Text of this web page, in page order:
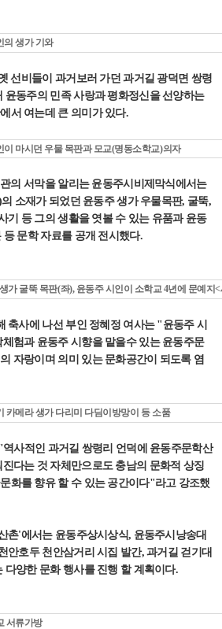
의 생가 기와
선비들이 과거보러 가던 과거길 광덕면 쌍령
윤동주의 민족 사랑과 평화정신을 선양하는
서 여는데 큰 의미가 있다.
이 마시던 우물 목판과 모교(명동소학교)의자
의 서막을 알리는 윤동주시비제막식에서는
소재가 되었던 윤동주 생가 우물목판, 굴뚝,
기 등 그의 생활을 엿볼 수 있는 유품과 윤동
문학 자료를 공개 전시했다.
가 굴뚝 목판(좌), 윤동주 시인이 소학교 4년에 문예지
축사에 나선 부인 정혜정 여사는 "윤동주 시
험과 윤동주 시향을 맡을수 있는 윤동주문
자랑이며 의미 있는 문화공간이 되도록 염
카메라 생가 다리미 다딤이방망이 등 소품
사적인 과거길 쌍령리 언덕에 윤동주문학산
다는 것 자체만으로도 충남의 문화적 상징
화를 향유 할 수 있는 공간이다"라고 강조했
촌'에서는 윤동주상시상식, 윤동주시낭송대
안호두 천안삼거리 시집 발간, 과거길 걷기대
다양한 문화 행사를 진행 할 계획이다.
서류가방